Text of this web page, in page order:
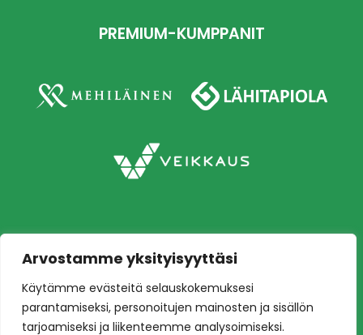
Arvostamme yksityisyyttäsi
Käytämme evästeitä selauskokemuksesi
parantamiseksi, personoitujen mainosten ja sisällön
tarjoamiseksi ja liikenteemme analysoimiseksi.
PREMIUM-KUMPPANIT
edustusjoukkue
Toteutus:Mainostoimisto Värikäs